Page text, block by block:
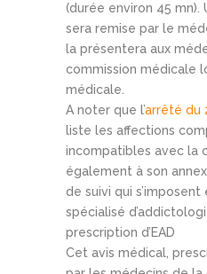
(durée environ 45
sera remise par le
la présentera aux
commission médicale
médicale.
A noter que l’arrêté du
liste les affections
incompatibles avec la
également à son
de suivi qui s’imposent
spécialisé
prescription d’EAD
Cet avis médical,